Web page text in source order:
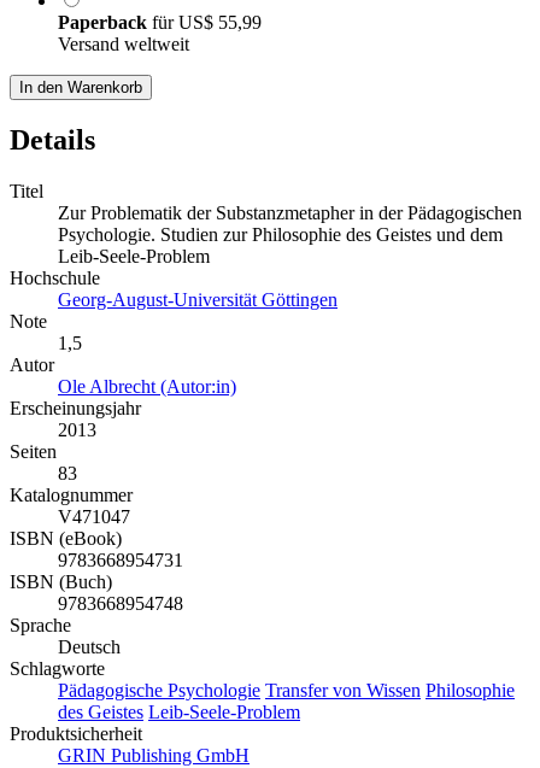
Paperback fürUS$ 55,99
Versand weltweit
In den Warenkorb
Details
Titel
Zur Problematik der Substanzmetapher in der Pädagogischen
Psychologie. Studien zur Philosophie des Geistes und dem
Leib-Seele-Problem
Hochschule
Georg-August-Universität Göttingen
Note
1,5
Autor
Ole Albrecht (Autor:in)
Erscheinungsjahr
2013
Seiten
83
Katalognummer
V471047
ISBN (eBook)
9783668954731
ISBN (Buch)
9783668954748
Sprache
Deutsch
Schlagworte
Pädagogische Psychologie Transfer von Wissen Philosophie
des Geistes Leib-Seele-Problem
Produktsicherheit
GRIN Publishing GmbH